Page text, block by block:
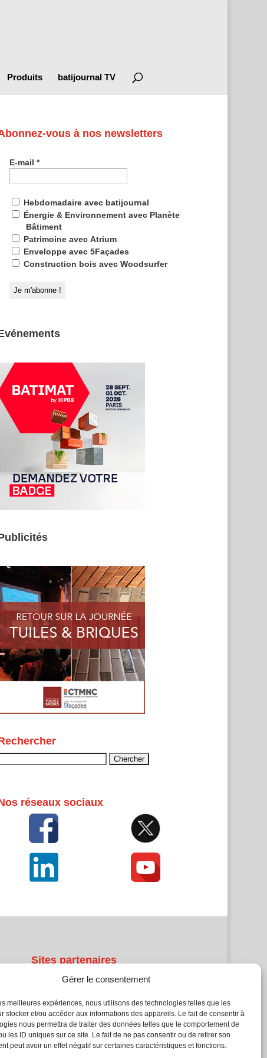
Gérer le consentement
meilleures expériences, nous utilisons des technologies telles que les
stocker et/ou accéder aux informations des appareils. Le fait de consentir à
nous permettra de traiter des données telles que le comportement de
les ID uniques sur ce site. Le fait de ne pas consentir ou de retirer son
peut avoir un effet négatif sur certaines caractéristiques et fonctions.
Produits batijournal TV
vous à nos newsletters
E-mail*
Hebdomadaire avec batijournal
Énergie & Environnement avec Planète
Bâtiment
Patrimoine avec Atrium
Enveloppe avec 5Façades
Construction bois avec Woodsurfer
réseaux sociaux
Sites partenaires
Atrium Patrimoine
Kiosque 21
L'Atelier Bois
Planète Bâtiment